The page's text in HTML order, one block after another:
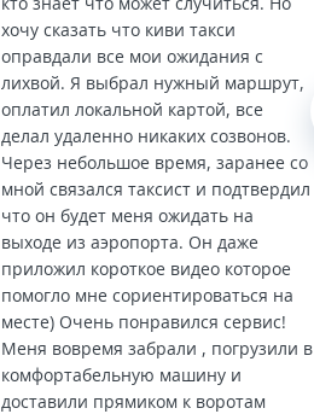
хочу сказать что киви такси
оправдали все мои ожидания с
лихвой. Я выбрал нужный маршрут,
оплатил локальной картой, все
делал удаленно никаких созвонов.
Через небольшое время, заранее со
мной связался таксист и подтвердил
что он будет меня ожидать на
выходе из аэропорта. Он даже
приложил короткое видео которое
помогло мне сориентироваться на
месте) Очень понравился сервис!
Меня вовремя забрали , погрузили в
комфортабельную машину и
доставили прямиком к воротам